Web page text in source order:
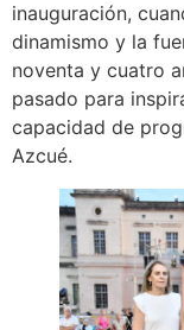
inauguración,
dinamismo y la
noventa y cuatro
pasado para
capacidad de
Azcué.